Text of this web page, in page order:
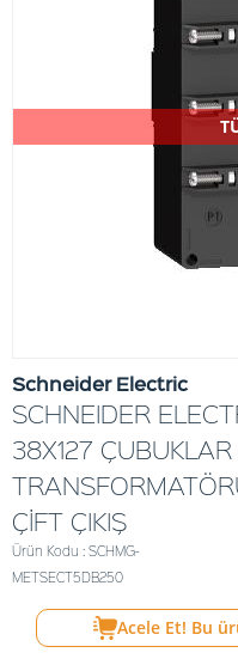
Schneider Electric
SCHNEIDER
38X127 ÇUBUKLAR
ÇİFT ÇIKIŞ
Ürün Kodu : SCHMG-
METSECT5DB250
Acele Et! Bu